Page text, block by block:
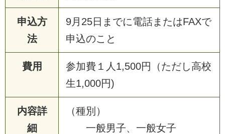
申込方
法
9月 25日 ま でに電話ま たはFAXで
申込のこ と
費用 参加費 １ 人 1,500円 （ただし高校
生1,000円)
内容詳
細
（種別 ）
一般男子、 一般女子